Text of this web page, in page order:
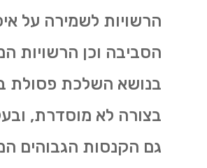
הרשויות לשמירה על
הסביבה וכן הרשויות
בנושא השלכת פסולת
בצורה לא מוסדרת,
גם הקנסות הגבוהים